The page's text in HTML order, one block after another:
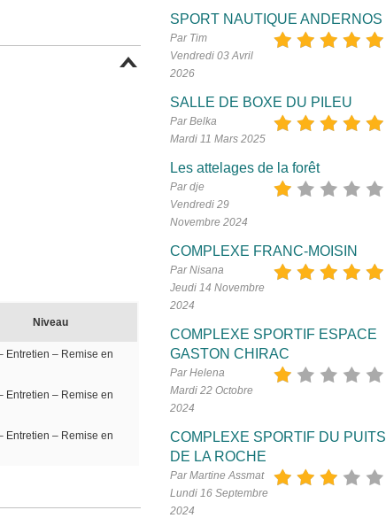
Niveau
Entretien – Remise en
Entretien – Remise en
Entretien – Remise en
SPORT NAUTIQUE ANDERNOS
Par Tim
Vendredi 03 Avril
2026
SALLE DE BOXE DU PILEU
Par Belka
Mardi 11 Mars 2025
Les attelages de la forêt
Par dje
Vendredi 29
Novembre 2024
COMPLEXE FRANC-MOISIN
Par Nisana
Jeudi 14 Novembre
2024
COMPLEXE SPORTIF ESPACE
GASTON CHIRAC
Par Helena
Mardi 22 Octobre
2024
COMPLEXE SPORTIF DU PUITS
DE LA ROCHE
Par Martine Assmat
Lundi 16 Septembre
2024